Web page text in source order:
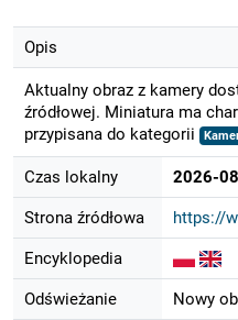
Opis
Aktualny obraz z kamery
źródłowej. Miniatura ma
przypisana do kategorii
Czas lokalny 2026-
Strona źródłowa https://
Encyklopedia
Odświeżanie Nowy